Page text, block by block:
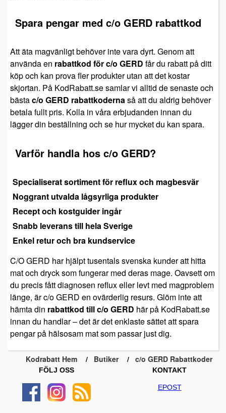
Spara pengar med c/o GERD rabattkod
Att äta magvänligt behöver inte vara dyrt. Genom att
använda en rabattkod för c/o GERD får du rabatt på ditt
köp och kan prova fler produkter utan att det kostar
skjortan. På KodRabatt.se samlar vi alltid de senaste och
bästac/o GERD rabattkodernaså att du aldrig behöver
betala fullt pris. Kolla in våra erbjudanden innan du
lägger din beställning och se hur mycket du kan spara.
Varför handla hos c/o GERD?
Specialiserat sortiment för reflux och magbesvär
Noggrant utvalda lågsyrliga produkter
Recept och kostguider ingår
Snabb leverans till hela Sverige
Enkel retur och bra kundservice
C/O GERD har hjälpt tusentals svenska kunder att hitta
mat och dryck som fungerar med deras mage. Oavsett om
du precis fått diagnosen reflux eller levt med magproblem
länge, är c/o GERD en ovärderlig resurs. Glöm inte att
hämta din rabattkod till c/o GERD här på KodRabatt.se
innan du handlar – det är det enklaste sättet att spara
pengar på hälsosam mat som passar just dig.
Kodrabatt Hem Butiker c/o GERD Rabattkoder
FÖLJ OSS KONTAKT
EPOST